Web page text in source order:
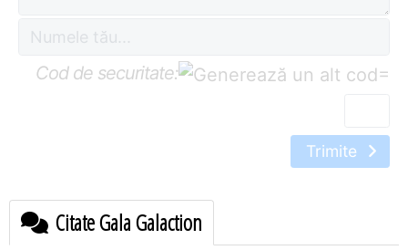
Cod de securitate: =
Trimite
Citate Gala Galaction